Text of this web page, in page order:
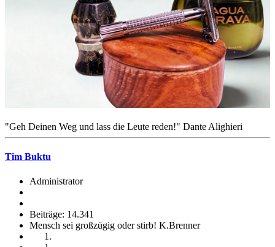
"Geh Deinen Weg und lass die Leute reden!" Dante Alighieri
Tim Buktu
Administrator
Beiträge: 14.341
Mensch sei großzügig oder stirb! K.Brenner